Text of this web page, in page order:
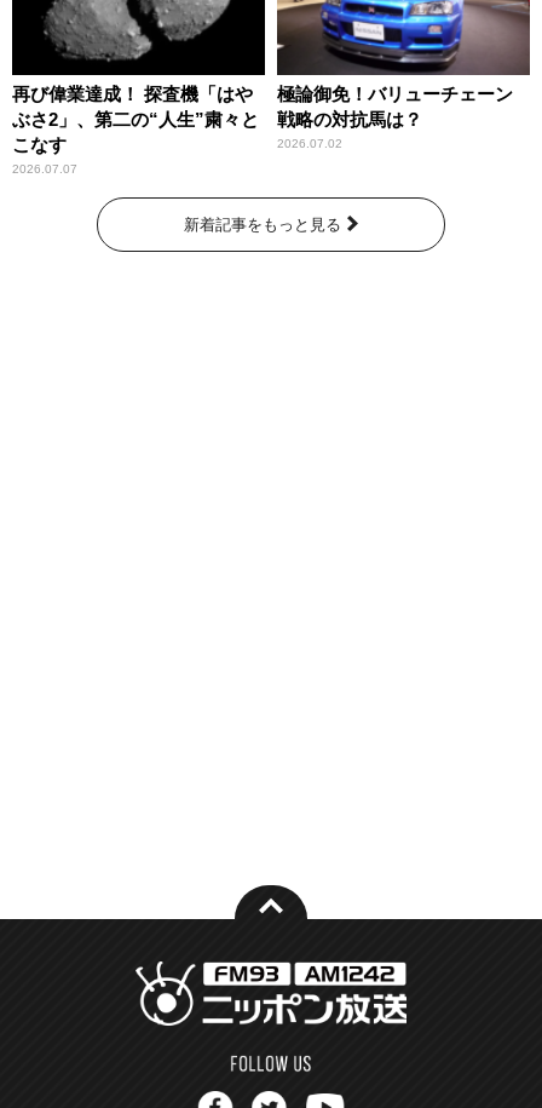
再び偉業達成！ 探査機「はや
ぶさ2」、第二の“人生”粛々と
こなす
2026.07.07
極論御免！バリューチェーン
戦略の対抗馬は？
2026.07.02
新着記事をもっと見る